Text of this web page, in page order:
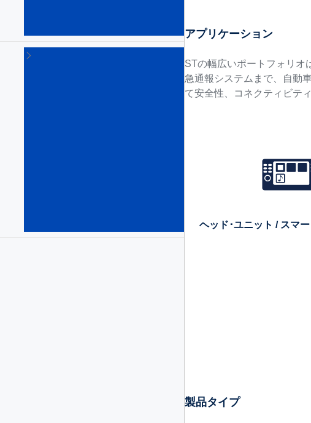
(5)
載
用
オ
アプリケーション
STの幅広いポートフォリオ
急通報システムまで、自動
て安全性、コネクティビテ
ヘッド･ユニット / スマ
製品タイプ